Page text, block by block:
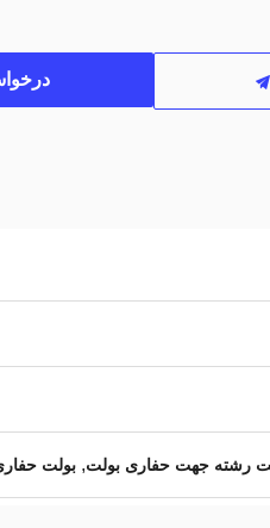
رشته جهت حفاری بولت, بولت